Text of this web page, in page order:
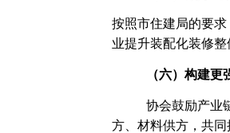
按照市住建局的要
业提升装配化装修
（六）构建更
协会鼓励产业
方、材料供方，共